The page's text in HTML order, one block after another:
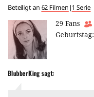
Beteiligt an 62 Filmen |1 Serie
29 Fans
Geburtstag:
BlubberKing sagt: